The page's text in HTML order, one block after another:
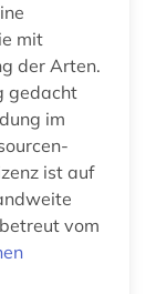
mit
der Arten.
gedacht
im
ist auf
vom